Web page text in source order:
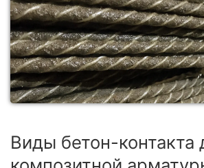
Виды бетон-контакта